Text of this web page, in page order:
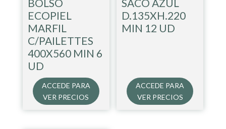
BOLSO
ECOPIEL
MARFIL
C/PAILETTES
400X560 MIN 6
UD
ACCEDE PARA
VER PRECIOS
SACO AZUL
D.135XH.220
MIN 12 UD
ACCEDE PARA
VER PRECIOS